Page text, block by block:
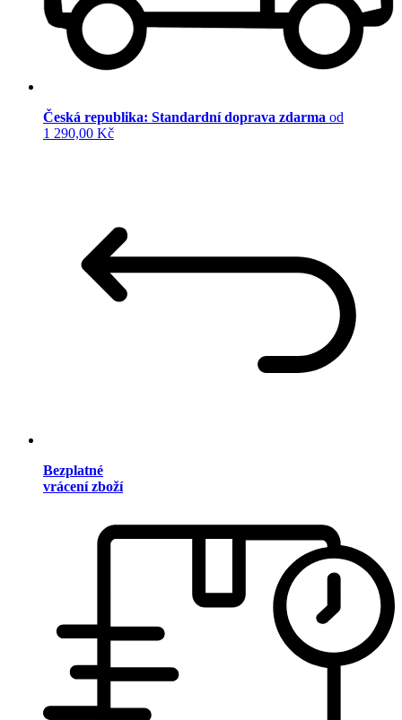
Česká republika: Standardní doprava zdarma od
1 290,00 Kč
Bezplatné
vrácení zboží